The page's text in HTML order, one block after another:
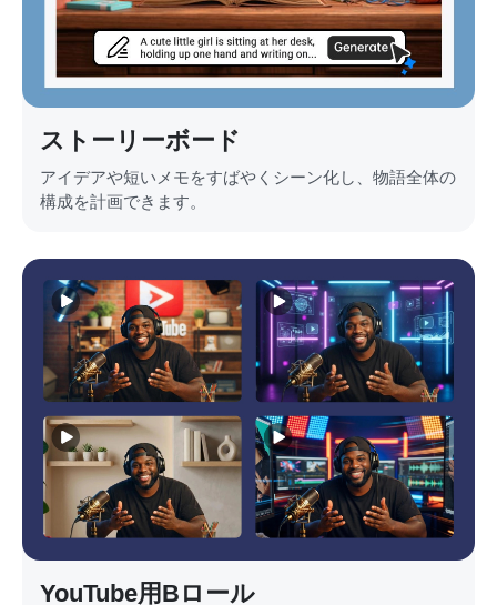
ストーリーボード
アイデアや短いメモをすばやくシーン化し、物語全体の
構成を計画できます。
YouTube用Bロール